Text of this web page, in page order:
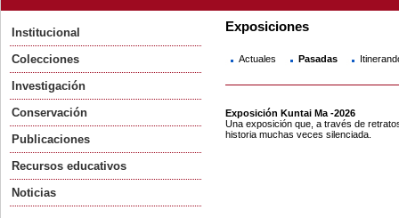
Institucional
Colecciones
Investigación
Conservación
Publicaciones
Recursos educativos
Noticias
Exposiciones
Actuales Pasadas
Exposición Kuntai Ma -2026
Una exposición que, a través de
historia muchas veces silenciada.